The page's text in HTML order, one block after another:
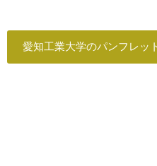
愛知工業大学のパンフレッ